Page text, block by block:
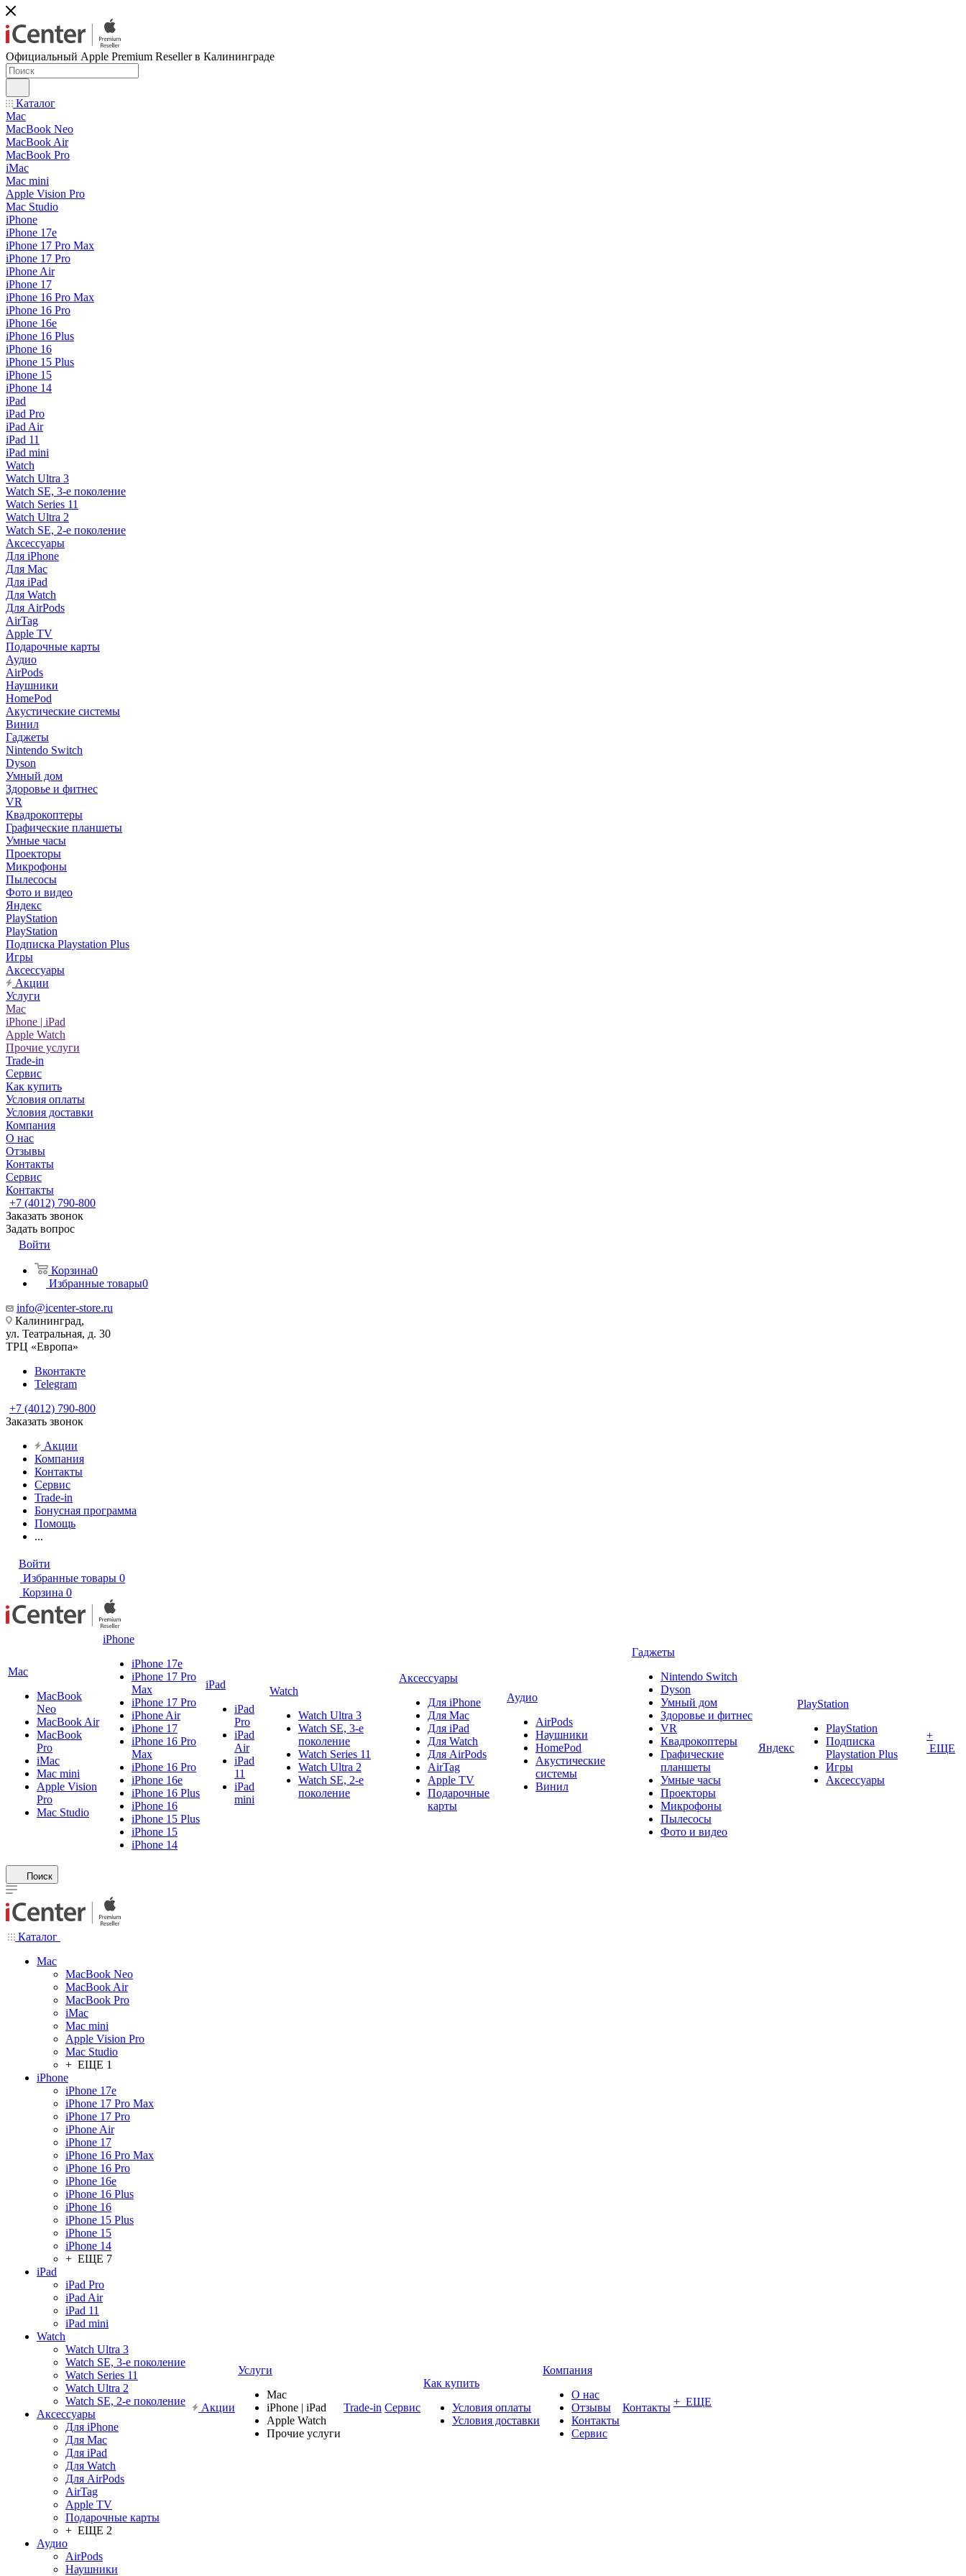
Официальный Apple Premium Reseller в Калининграде
Каталог
Mac
MacBook Neo
MacBook Air
MacBook Pro
iMac
Mac mini
Apple Vision Pro
Mac Studio
iPhone
iPhone 17e
iPhone 17 Pro Max
iPhone 17 Pro
iPhone Air
iPhone 17
iPhone 16 Pro Max
iPhone 16 Pro
iPhone 16e
iPhone 16 Plus
iPhone 16
iPhone 15 Plus
iPhone 15
iPhone 14
iPad
iPad Pro
iPad Air
iPad 11
iPad mini
Watch
Watch Ultra 3
Watch SE, 3-е поколение
Watch Series 11
Watch Ultra 2
Watch SE, 2-е поколение
Аксессуары
Для iPhone
Для Mac
Для iPad
Для Watch
Для AirPods
AirTag
Apple TV
Подарочные карты
Аудио
AirPods
Наушники
HomePod
Акустические системы
Винил
Гаджеты
Nintendo Switch
Dyson
Умный дом
Здоровье и фитнес
VR
Квадрокоптеры
Графические планшеты
Умные часы
Проекторы
Микрофоны
Пылесосы
Фото и видео
Яндекс
PlayStation
PlayStation
Подписка Playstation Plus
Игры
Аксессуары
Акции
Услуги
Mac
iPhone | iPad
Apple Watch
Прочие услуги
Trade-in
Сервис
Как купить
Условия оплаты
Условия доставки
Компания
О нас
Отзывы
Контакты
Сервис
Контакты
+7 (4012) 790-800
Заказать звонок
Задать вопрос
Войти
Корзина0
Избранные товары0
info@icenter-store.ru
Калининград,
ул. Театральная, д. 30
ТРЦ «Европа»
Вконтакте
Telegram
+7 (4012) 790-800
Заказать звонок
Акции
Компания
Контакты
Сервис
Trade-in
Бонусная программа
Помощь
...
Войти
Избранные товары 0
Корзина 0
Mac
MacBook
Neo
MacBook Air
MacBook
Pro
iMac
Mac mini
Apple Vision
Pro
Mac Studio
iPhone
iPhone 17e
iPhone 17 Pro
Max
iPhone 17 Pro
iPhone Air
iPhone 17
iPhone 16 Pro
Max
iPhone 16 Pro
iPhone 16e
iPhone 16 Plus
iPhone 16
iPhone 15 Plus
iPhone 15
iPhone 14
iPad
iPad
Pro
iPad
Air
iPad
11
iPad
mini
Watch
Watch Ultra 3
Watch SE, 3-е
поколение
Watch Series 11
Watch Ultra 2
Watch SE, 2-е
поколение
Аксессуары
Для iPhone
Для Mac
Для iPad
Для Watch
Для AirPods
AirTag
Apple TV
Подарочные
карты
Аудио
AirPods
Наушники
HomePod
Акустические
системы
Винил
Гаджеты
Nintendo Switch
Dyson
Умный дом
Здоровье и фитнес
VR
Квадрокоптеры
Графические
планшеты
Умные часы
Проекторы
Микрофоны
Пылесосы
Фото и видео
Яндекс
PlayStation
PlayStation
Подписка
Playstation Plus
Игры
Аксессуары
+
ЕЩЕ
Поиск
Каталог
Mac
MacBook Neo
MacBook Air
MacBook Pro
iMac
Mac mini
Apple Vision Pro
Mac Studio
+ ЕЩЕ 1
iPhone
iPhone 17e
iPhone 17 Pro Max
iPhone 17 Pro
iPhone Air
iPhone 17
iPhone 16 Pro Max
iPhone 16 Pro
iPhone 16e
iPhone 16 Plus
iPhone 16
iPhone 15 Plus
iPhone 15
iPhone 14
+ ЕЩЕ 7
iPad
iPad Pro
iPad Air
iPad 11
iPad mini
Watch
Watch Ultra 3
Watch SE, 3-е поколение
Watch Series 11
Watch Ultra 2
Watch SE, 2-е поколение
Аксессуары
Для iPhone
Для Mac
Для iPad
Для Watch
Для AirPods
AirTag
Apple TV
Подарочные карты
+ ЕЩЕ 2
Аудио
AirPods
Наушники
Акции
Услуги
Mac
iPhone | iPad
Apple Watch
Прочие услуги
Trade-in Сервис
Как купить
Условия оплаты
Условия доставки
Компания
О нас
Отзывы
Контакты
Сервис
Контакты + ЕЩЕ